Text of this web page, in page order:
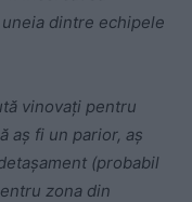
dintre echipele
vinovați pentru
aș fi un parior, aș
(probabil
zona din